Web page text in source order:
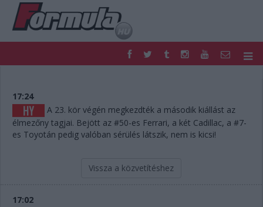
FORMULA
NEMZETKÖZI
HAZAI
RETRO
EGYÉB
PODCAST
SHOP
PONTÁLLÁSOK
17:24
A 23. kör végén megkezdték a második kiállást az
élmezőny tagjai. Bejött az #50-es Ferrari, a két Cadillac, a #7-
es Toyotán pedig valóban sérülés látszik, nem is kicsi!
Vissza a közvetítéshez
17:02